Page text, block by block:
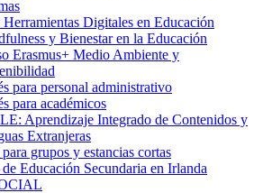
Digitales en Educación
y Bienestar en la Educación
Erasmus+ Medio Ambiente y
para personal administrativo
para académicos
Aprendizaje Integrado de Contenidos y
Extranjeras
grupos y estancias cortas
Educación Secundaria en Irlanda